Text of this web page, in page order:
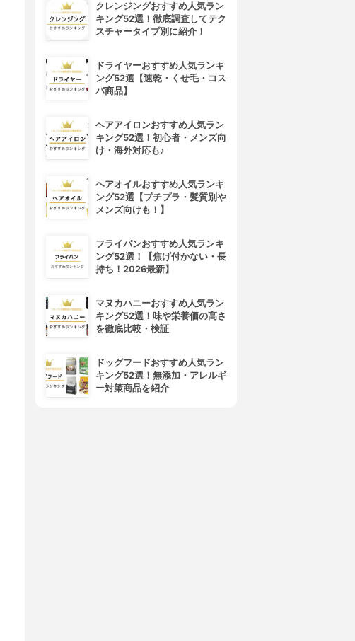
クレンジングおすすめ人気ラン
キング52選！徹底調査してテク
スチャータイプ別に紹介！
ドライヤーおすすめ人気ランキ
ング52選【速乾・くせ毛・コス
パ商品】
ヘアアイロンおすすめ人気ラン
キング52選！初心者・メンズ向
け・海外対応も♪
ヘアオイルおすすめ人気ランキ
ング52選【プチプラ・髪質別や
メンズ向けも！】
フライパンおすすめ人気ランキ
ング52選！【焦げ付かない・長
持ち！2026最新】
マヌカハニーおすすめ人気ラン
キング52選！味や栄養価の高さ
を徹底比較・検証
ドッグフードおすすめ人気ラン
キング52選！無添加・アレルギ
ー対策商品を紹介